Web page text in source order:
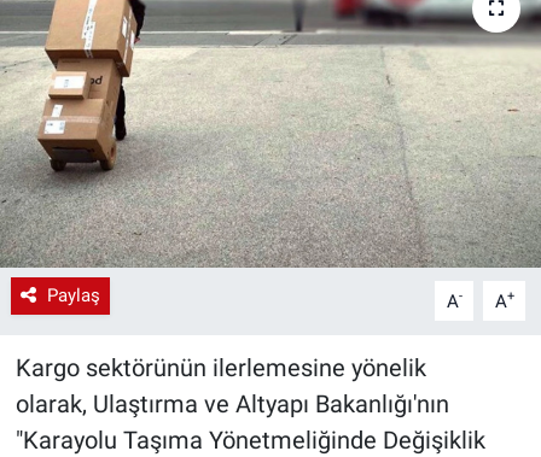
Paylaş A- A+
Kargo sektörünün ilerlemesine yönelik
olarak, Ulaştırma ve Altyapı Bakanlığı'nın
"Karayolu Taşıma Yönetmeliğinde Değişiklik
Ağır Sanayi Çözümleri